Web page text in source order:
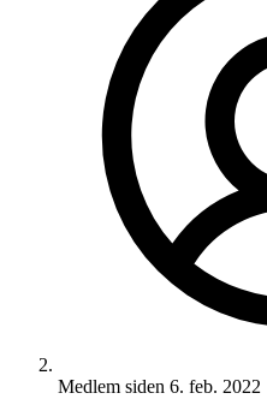
Medlem siden 6. feb. 2022